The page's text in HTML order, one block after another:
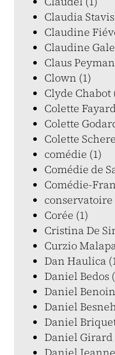
Claudia
Claudine
Claudine
Claus
Clown (1)
Clyde Chabot
Colette
Colette
Colette
comédie (1)
Comédie de
Comédie-
conservatoire
Corée (1)
Cristina De
Curzio
Dan Haulica
Daniel Bedos
Daniel
Daniel
Daniel
Daniel Girard